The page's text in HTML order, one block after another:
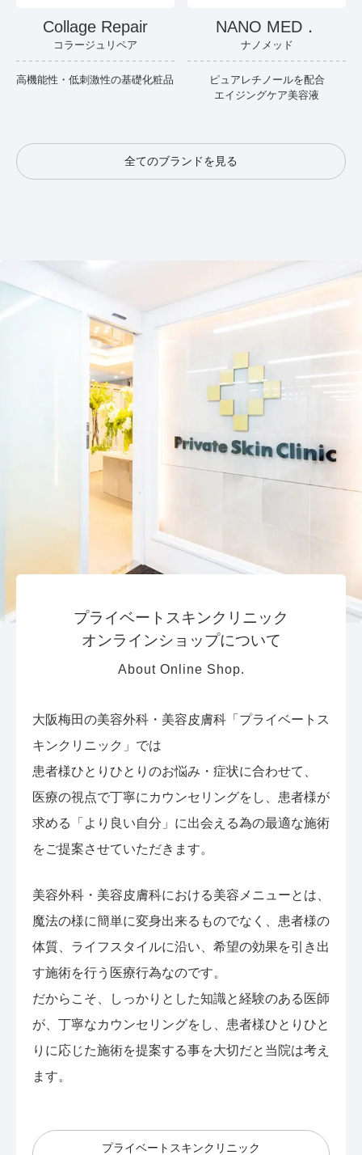
Collage Repair
コラージュリペア
高機能性・低刺激性の基礎化粧品
NANO MED．
ナノメッド
ピュアレチノールを配合
エイジングケア美容液
全てのブランドを見る
プライベートスキンクリニック
オンラインショップについて
About Online Shop.
大阪梅田の美容外科・美容皮膚科「プライベートス
キンクリニック」では
患者様ひとりひとりのお悩み・症状に合わせて、
医療の視点で丁寧にカウンセリングをし、患者様が
求める「より良い自分」に出会える為の最適な施術
をご提案させていただきます。
美容外科・美容皮膚科における美容メニューとは、
魔法の様に簡単に変身出来るものでなく、患者様の
体質、ライフスタイルに沿い、希望の効果を引き出
す施術を行う医療行為なのです。
だからこそ、しっかりとした知識と経験のある医師
が、丁寧なカウンセリングをし、患者様ひとりひと
りに応じた施術を提案する事を大切だと当院は考え
ます。
プライベートスキンクリニック